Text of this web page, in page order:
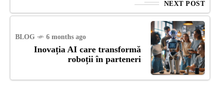
NEXT POST
BLOG 6 months ago
Inovația AI care transformă
roboții în parteneri